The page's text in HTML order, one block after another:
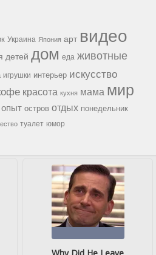
Украина Япония арт видео
детей дом еда животные
игрушки интерьер искусство
красота кухня мама мир
опыт остров отдых понедельник
туалет юмор